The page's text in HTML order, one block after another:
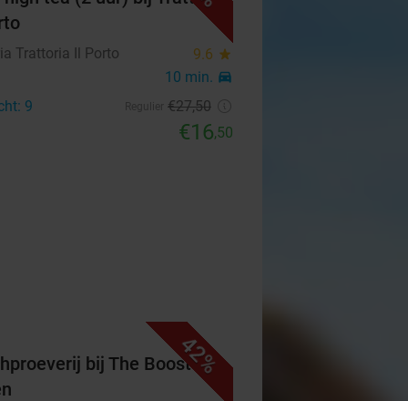
Trattoria Il Porto 9.6 star
10 min. directions_car
9 €27,50
€16,50
42%
bij The Booster